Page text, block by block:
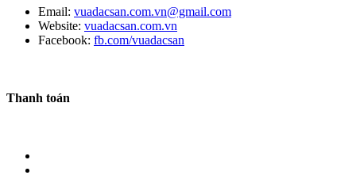
Email: vuadacsan.com.vn@gmail.com
Website: vuadacsan.com.vn
Facebook: fb.com/vuadacsan
Thanh toán